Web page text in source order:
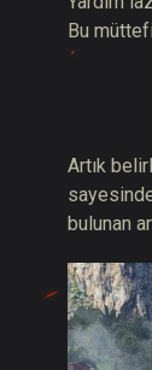
Bu
Artık
bulunan